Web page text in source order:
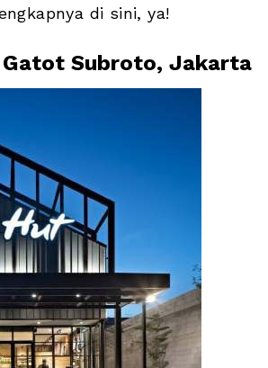
di sini, ya!
Subroto, Jakarta